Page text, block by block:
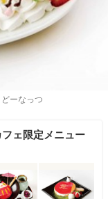
ーなっつ
ェ限定メニュー